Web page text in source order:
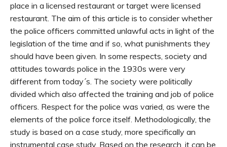
place in a licensed restaurant or target were licensed
restaurant. The aim of this article is to consider whether
the police officers committed unlawful acts in light of the
legislation of the time and if so, what punishments they
should have been given. In some respects, society and
attitudes towards police in the 1930s were very
different from today´s. The society were politically
divided which also affected the training and job of police
officers. Respect for the police was varied, as were the
elements of the police force itself. Methodologically, the
study is based on a case study, more specifically an
instrumental case study. Based on the research, it can be